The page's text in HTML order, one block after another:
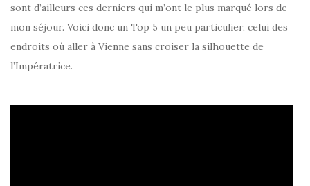
sont d’ailleurs ces derniers qui m’ont le plus marqué lors de
mon séjour. Voici donc un Top 5 un peu particulier, celui des
endroits où aller à Vienne sans croiser la silhouette de
l’Impératrice.